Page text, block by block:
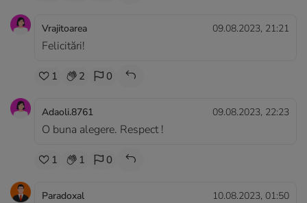
Vrajitoarea 09.08.2023, 21:21
Felicitări!
1 2 0
Adaoli.8761 09.08.2023, 22:23
O buna alegere. Respect !
1 1 0
Paradoxal 10.08.2023, 01:50